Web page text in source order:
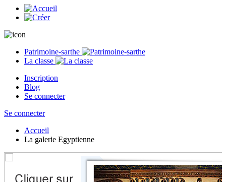
Patrimoine-sarthe
La classe
Inscription
Blog
Se connecter
Se connecter
Accueil
La galerie Egyptienne